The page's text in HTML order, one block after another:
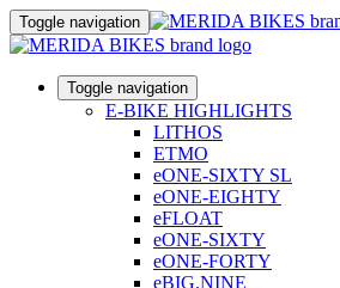
Toggle navigation
Toggle navigation
E-BIKE HIGHLIGHTS
LITHOS
ETMO
eONE-SIXTY SL
eONE-EIGHTY
eFLOAT
eONE-SIXTY
eONE-FORTY
eBIG.NINE